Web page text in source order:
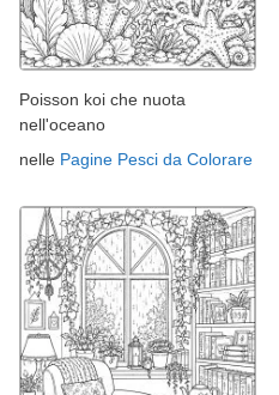
Poisson koi che nuota
nell'oceano
nelle Pagine Pesci da Colorare